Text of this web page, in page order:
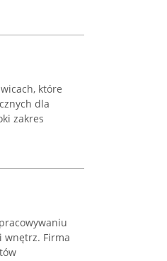
które
dla
zakres
wnętrz. Firma